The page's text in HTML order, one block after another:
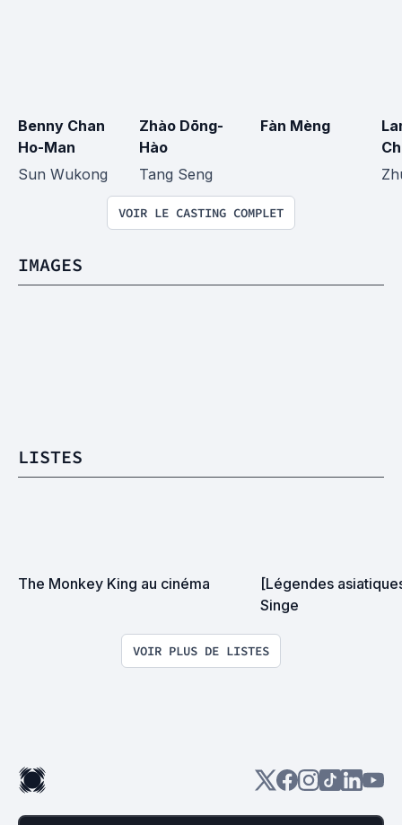
Benny Chan
Ho-Man
Sun Wukong
Zhào Dōng-
Hào
Tang Seng
Fàn Mèng
VOIR LE CASTING COMPLET
IMAGES
LISTES
The Monkey King au cinéma
[Légendes
Singe
VOIR PLUS DE LISTES